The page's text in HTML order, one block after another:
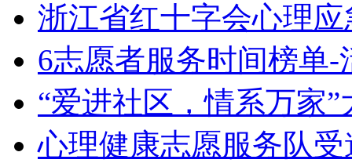
浙江省红十字会心理
6志愿者服务时间榜单
“爱进社区，情系万家
心理健康志愿服务队